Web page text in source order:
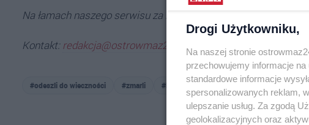
Na łamach naszego serwisu za niewielką opłatą istnieje
Kontakt:redakcja@ostrowmaz24.pl
#odeszli do wieczności #zmarli #klepsydra #nekrolog
Drogi Użytkowniku,
Na naszej stronie
przechowujemy informacje
standardowe informacje
spersonalizowanych reklam,
ulepszanie usług. Za zgodą
geolokalizacyjnych oraz